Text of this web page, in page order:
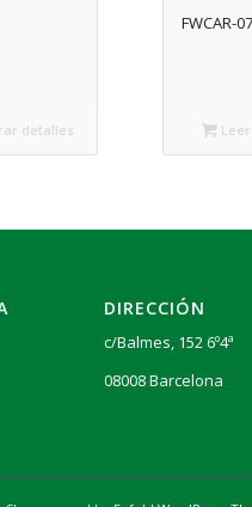
detalles
FWCAR-
DIRECCIÓN
c/Balmes, 152 6º4ª
08008 Barcelona